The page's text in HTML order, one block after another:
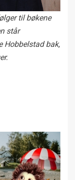
til bøkene
står
Hobbelstad bak,